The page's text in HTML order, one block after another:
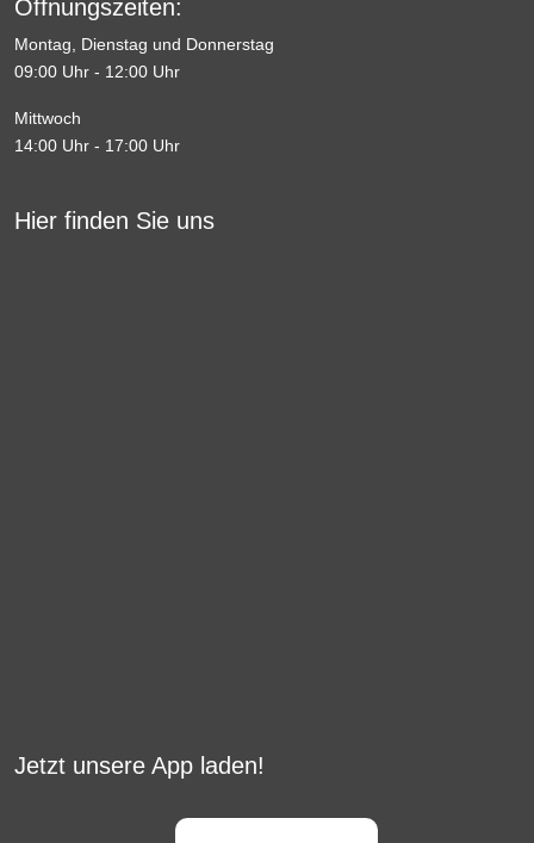
Öffnungszeiten:
Montag, Dienstag und Donnerstag
09:00 Uhr - 12:00 Uhr
Mittwoch
14:00 Uhr - 17:00 Uhr
Hier finden Sie uns
Jetzt unsere App laden!